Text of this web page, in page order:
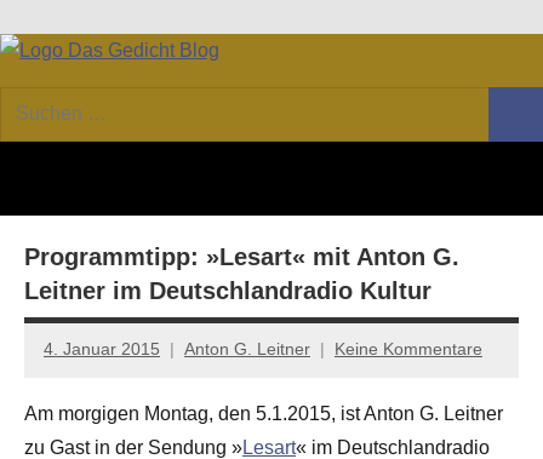
Inhalt
GEDICHT
Forum
von
Lyrik,
Essay
Suchen
Programmtipp: »Lesart« mit Anton G.
Leitner im Deutschlandradio Kultur
4. Januar 2015 Anton G. Leitner Keine Kommentare
Am morgigen Montag, den 5.1.2015, ist Anton G. Leitner
zu Gast in der Sendung »Lesart« im Deutschlandradio